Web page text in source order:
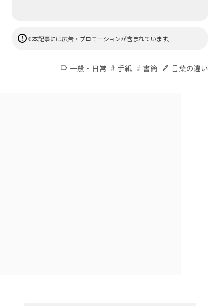
※本記事には広告・プロモーションが含まれています。
label 一般・日常 # 手紙 # 書簡 edit 言葉の違い